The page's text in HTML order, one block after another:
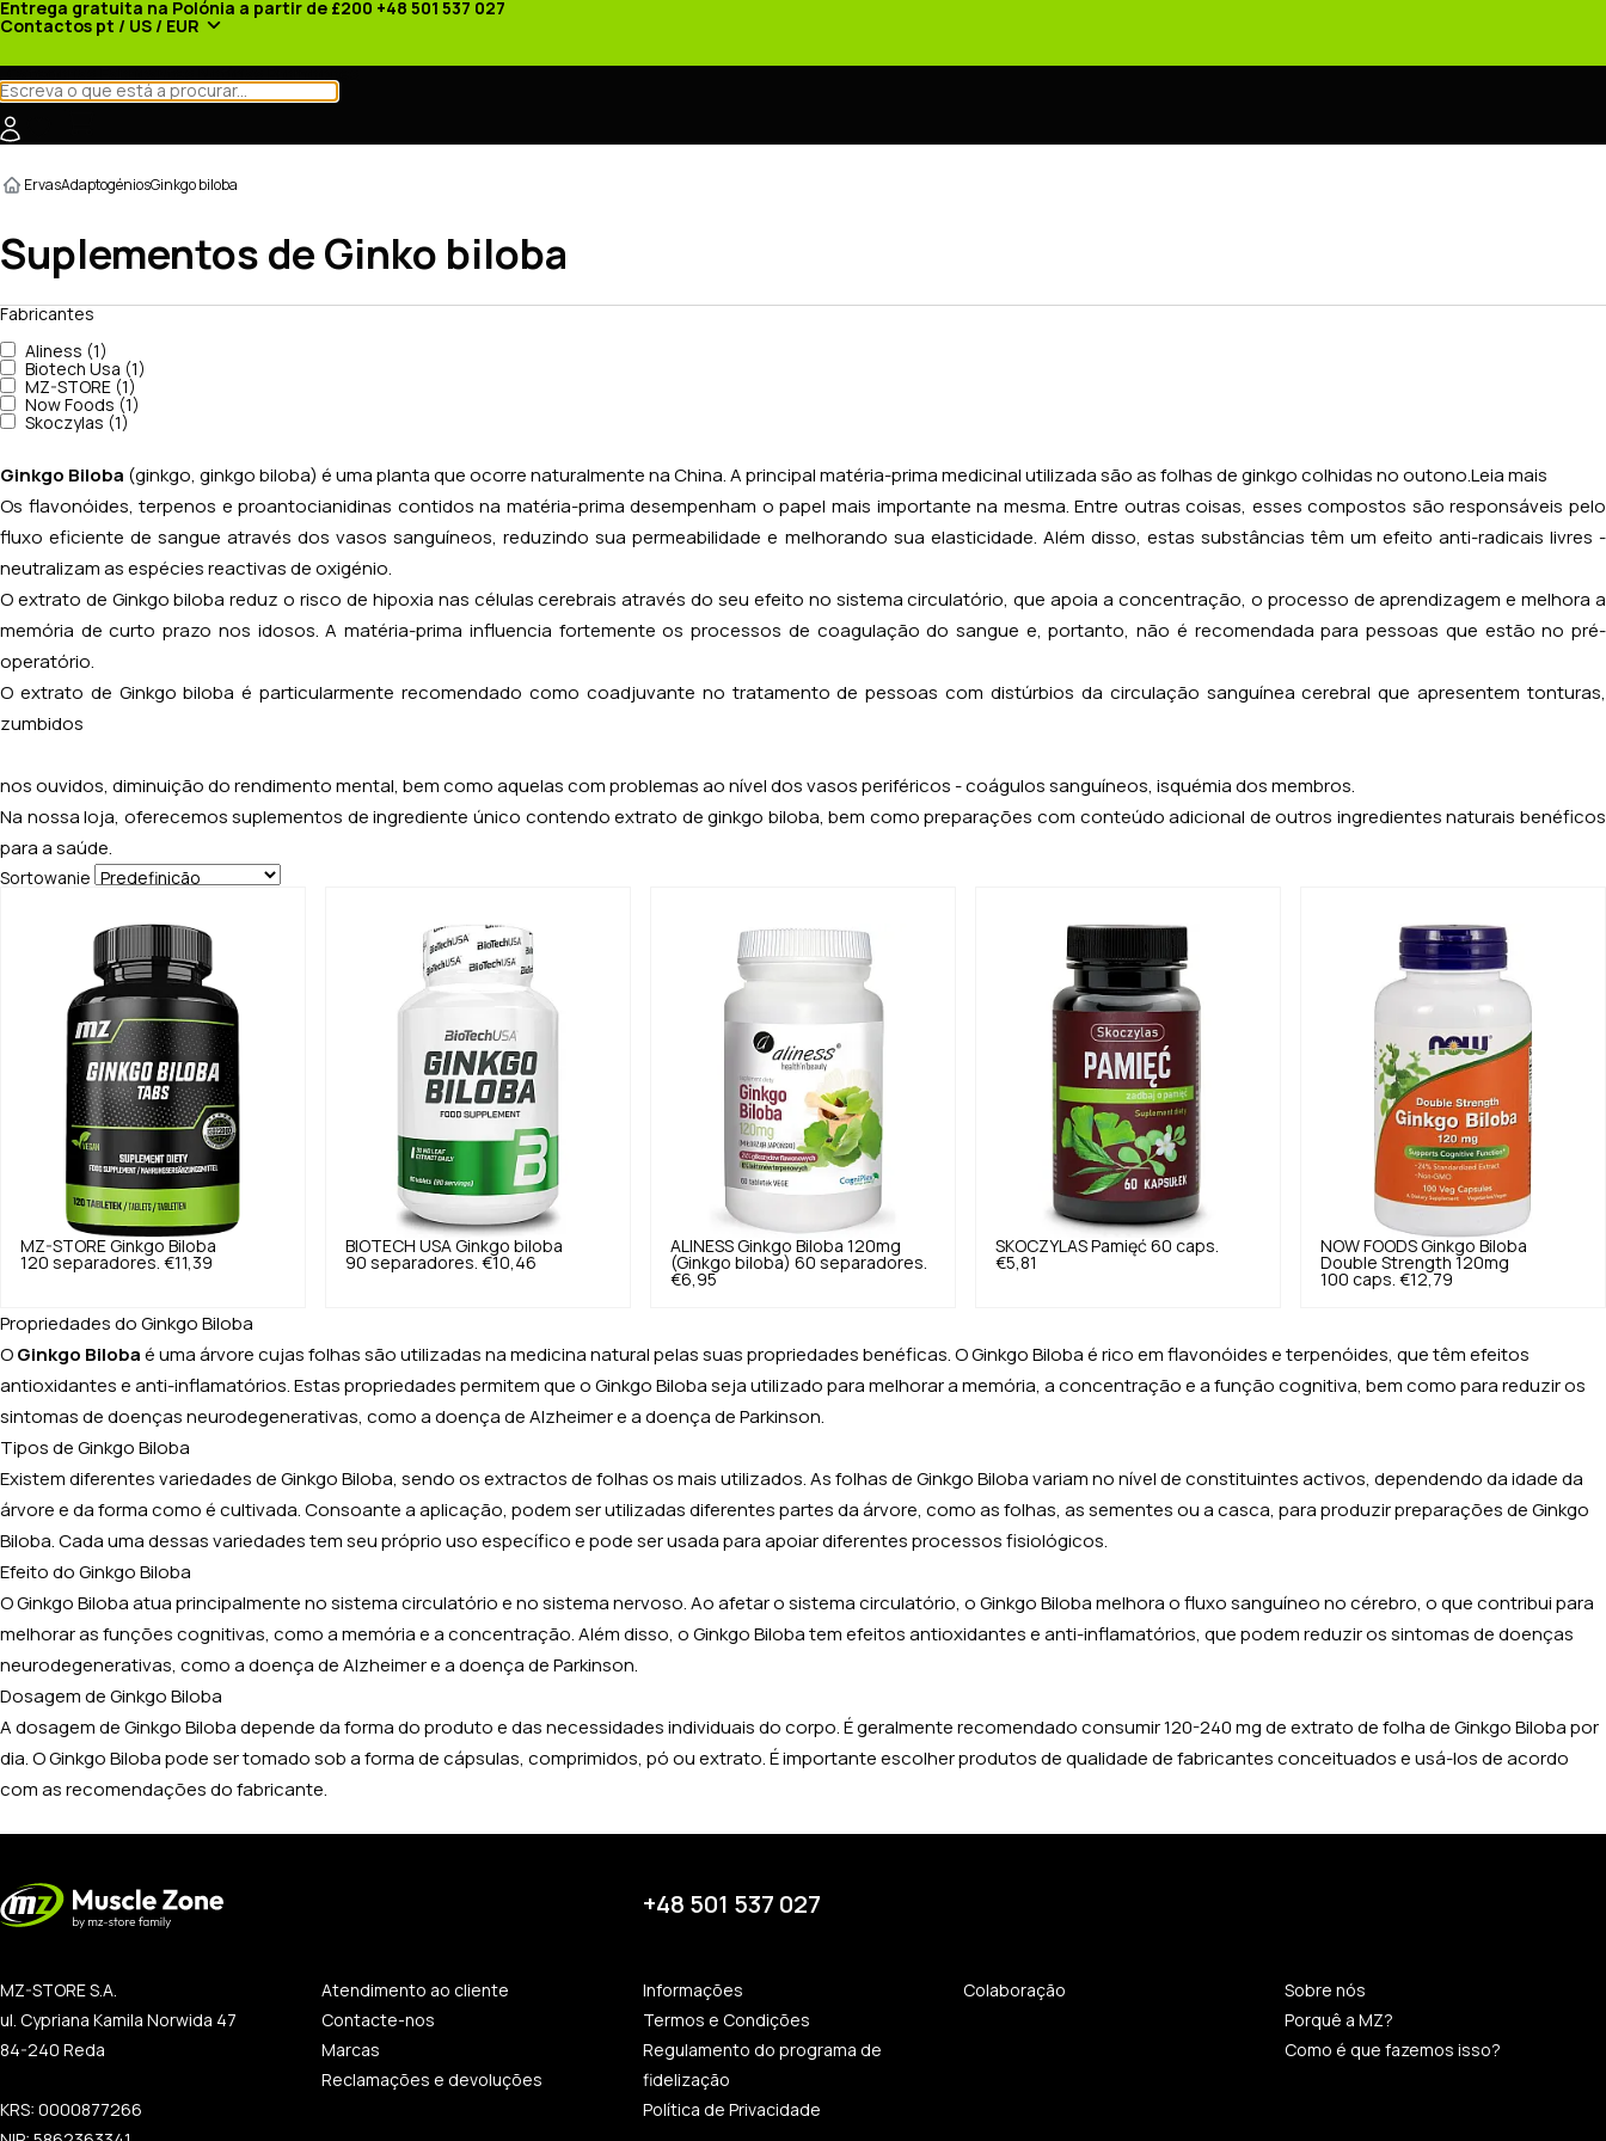
Entrega gratuita na Polónia a partir de £200 +48 501 537 027
Contactos pt / US / EUR
ErvasAdaptogéniosGinkgo biloba
Suplementos de Ginko biloba
Fabricantes
Aliness (1)
Biotech Usa (1)
MZ-STORE (1)
Now Foods (1)
Skoczylas (1)
Ginkgo Biloba (ginkgo, ginkgo biloba) é uma planta que ocorre naturalmente na China. A principal matéria-prima medicinal utilizada são as folhas de ginkgo colhidas no outono. Leia mais
Os flavonóides, terpenos e proantocianidinas contidos na matéria-prima desempenham o papel mais importante na mesma. Entre outras coisas, esses compostos são responsáveis pelo
fluxo eficiente de sangue através dos vasos sanguíneos, reduzindo sua permeabilidade e melhorando sua elasticidade. Além disso, estas substâncias têm um efeito anti-radicais livres -
neutralizam as espécies reactivas de oxigénio.
O extrato de Ginkgo biloba reduz o risco de hipoxia nas células cerebrais através do seu efeito no sistema circulatório, que apoia a concentração, o processo de aprendizagem e melhora a
memória de curto prazo nos idosos. A matéria-prima influencia fortemente os processos de coagulação do sangue e, portanto, não é recomendada para pessoas que estão no pré-
operatório.
O extrato de Ginkgo bilobaé particularmente recomendado como coadjuvante no tratamento de pessoas com distúrbios da circulação sanguínea cerebral que apresentem tonturas,
zumbidos
nos ouvidos, diminuição do rendimento mental, bem como aquelas com problemas ao nível dos vasos periféricos - coágulos sanguíneos, isquémia dos membros.
Na nossa loja, oferecemos suplementos de ingrediente único contendo extrato de ginkgo biloba, bem como preparações com conteúdo adicional de outros ingredientes naturais benéficos
para a saúde.
Sortowanie
MZ-STORE Ginkgo Biloba
120 separadores. €11,39
BIOTECH USA Ginkgo biloba
90 separadores. €10,46
ALINESS Ginkgo Biloba 120mg
(Ginkgo biloba) 60 separadores.
€6,95
SKOCZYLAS Pamięć 60 caps.
€5,81
NOW FOODS Ginkgo Biloba
Double Strength 120mg
100 caps. €12,79
Propriedades do Ginkgo Biloba
O Ginkgo Biloba é uma árvore cujas folhas são utilizadas na medicina natural pelas suas propriedades benéficas. O Ginkgo Biloba é rico em flavonóides e terpenóides, que têm efeitos
antioxidantes e anti-inflamatórios. Estas propriedades permitem que o Ginkgo Biloba seja utilizado para melhorar a memória, a concentração e a função cognitiva, bem como para reduzir os
sintomas de doenças neurodegenerativas, como a doença de Alzheimer e a doença de Parkinson.
Tipos de Ginkgo Biloba
Existem diferentes variedades de Ginkgo Biloba, sendo os extractos de folhas os mais utilizados. As folhas de Ginkgo Biloba variam no nível de constituintes activos, dependendo da idade da
árvore e da forma como é cultivada. Consoante a aplicação, podem ser utilizadas diferentes partes da árvore, como as folhas, as sementes ou a casca, para produzir preparações de Ginkgo
Biloba. Cada uma dessas variedades tem seu próprio uso específico e pode ser usada para apoiar diferentes processos fisiológicos.
Efeito do Ginkgo Biloba
O Ginkgo Biloba atua principalmente no sistema circulatório e no sistema nervoso. Ao afetar o sistema circulatório, o Ginkgo Biloba melhora o fluxo sanguíneo no cérebro, o que contribui para
melhorar as funções cognitivas, como a memória e a concentração. Além disso, o Ginkgo Biloba tem efeitos antioxidantes e anti-inflamatórios, que podem reduzir os sintomas de doenças
neurodegenerativas, como a doença de Alzheimer e a doença de Parkinson.
Dosagem de Ginkgo Biloba
A dosagem de Ginkgo Biloba depende da forma do produto e das necessidades individuais do corpo. É geralmente recomendado consumir 120-240 mg de extrato de folha de Ginkgo Biloba por
dia. O Ginkgo Biloba pode ser tomado sob a forma de cápsulas, comprimidos, pó ou extrato. É importante escolher produtos de qualidade de fabricantes conceituados e usá-los de acordo
com as recomendações do fabricante.
+48 501 537 027
MZ-STORE S.A.
ul. Cypriana Kamila Norwida 47
84-240 Reda
KRS: 0000877266
Atendimento ao cliente
Contacte-nos
Marcas
Reclamações e devoluções
Informações
Termos e Condições
Regulamento do programa de
fidelização
Política de Privacidade
Colaboração
Sobre nós
Porquê a MZ?
Como é que fazemos isso?